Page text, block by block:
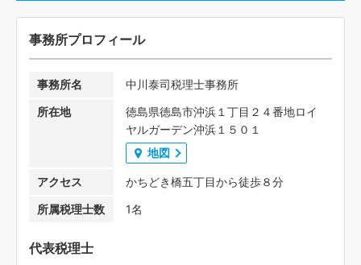
事務所プロフィール
事務所名
中川泰司税理士事務所
所在地
徳島県徳島市沖浜１丁目２４番地ロイ
ヤルガーデン沖浜１５０１
地図
アクセス
かちどき橋五丁目から徒歩８分
所属税理士数
1名
代表税理士